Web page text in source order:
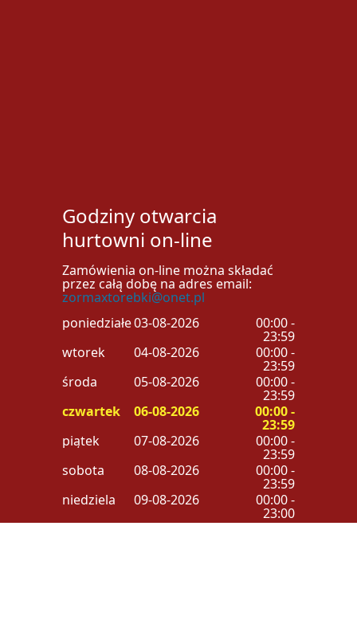
Godziny otwarcia
hurtowni on-line
Zamówienia on-line można składać
przez całą dobę na adres email:
zormaxtorebki@onet.pl
poniedziałek03-08-2026 00:00 -
23:59
wtorek
04-08-2026 00:00 -
23:59
środa
05-08-2026 00:00 -
23:59
czwartek
06-08-2026 00:00 -
23:59
piątek
07-08-2026 00:00 -
23:59
sobota
08-08-2026 00:00 -
23:59
niedziela
09-08-2026 00:00 -
23:00